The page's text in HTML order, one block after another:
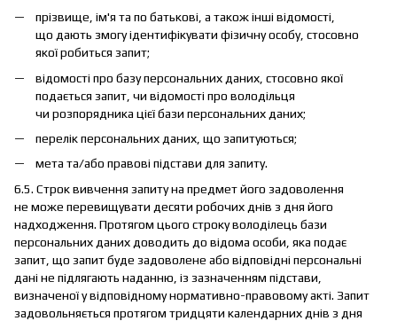
прізвище, ім'я та по батькові, а також інші відомості,
що дають змогу ідентифікувати фізичну особу, стосовно
якої робиться запит;
відомості про базу персональних даних, стосовно якої
подається запит, чи відомості про володільця
чи розпорядника цієї бази персональних даних;
перелік персональних даних, що запитуються;
мета та/або правові підстави для запиту.
6.5. Строк вивчення запиту на предмет його задоволення
не може перевищувати десяти робочих днів з дня його
надходження. Протягом цього строку володілець бази
персональних даних доводить до відома особи, яка подає
запит, що запит буде задоволене або відповідні персональні
дані не підлягають наданню, із зазначенням підстави,
визначеної у відповідному нормативно-правовому акті. Запит
задовольняється протягом тридцяти календарних днів з дня